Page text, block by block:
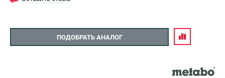
ПОДОБРАТЬ АНАЛОГ